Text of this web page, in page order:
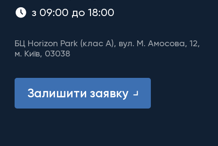
з 09:00 до 18:00
БЦ Horizon Park (клас A), вул. М. Амосова, 12,
м. Київ, 03038
Залишити заявку